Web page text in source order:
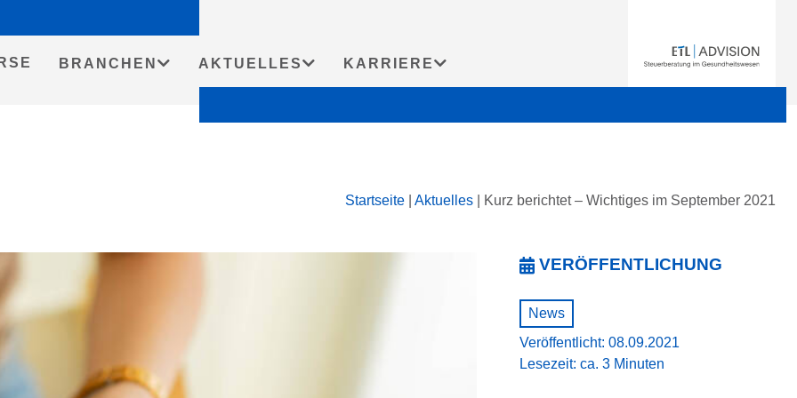
BRANCHEN AKTUELLES KARRIERE
Startseite Aktuelles Kurz berichtet – Wichtiges im September 2021
VERÖFFENTLICHUNG
News
Veröffentlicht: 08.09.2021
Lesezeit: ca. 3 Minuten